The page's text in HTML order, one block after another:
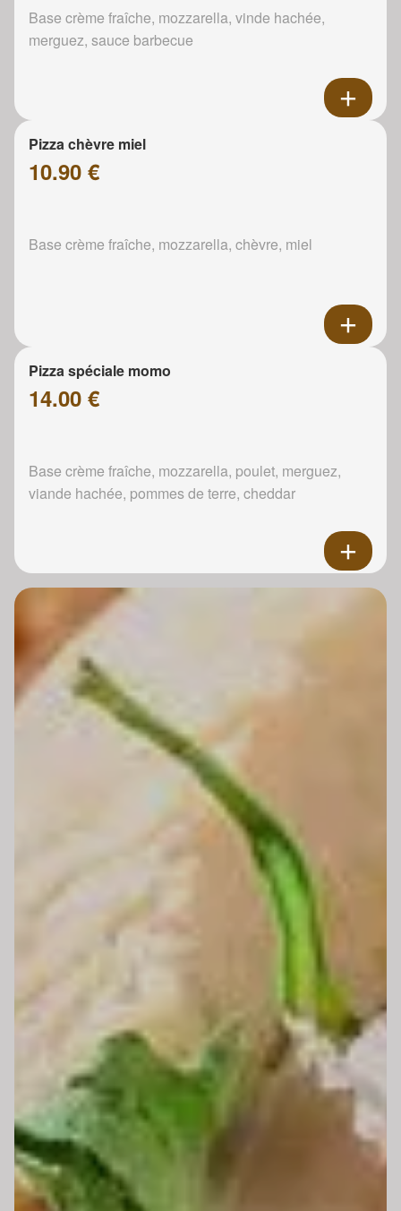
Base crème fraîche, mozzarella, vinde hachée,
merguez, sauce barbecue
Pizza chèvre miel
10.90 €
Base crème fraîche, mozzarella, chèvre, miel
Pizza spéciale momo
14.00 €
Base crème fraîche, mozzarella, poulet, merguez,
viande hachée, pommes de terre, cheddar